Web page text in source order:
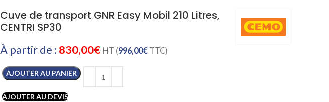
Cuve de transport GNR Easy Mobil 210 Litres,
CENTRI SP30
À partir de : 830,00€ HT (996,00€TTC)
AJOUTER AU PANIER
AJOUTER AU DEVIS